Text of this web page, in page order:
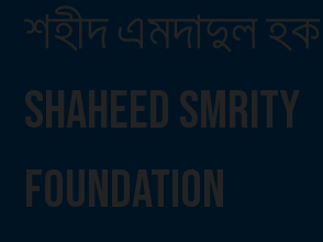
শহীদ এমদাদুল
Shaheed Smrity
Foundation